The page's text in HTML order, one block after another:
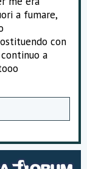
a fumare,
con
a